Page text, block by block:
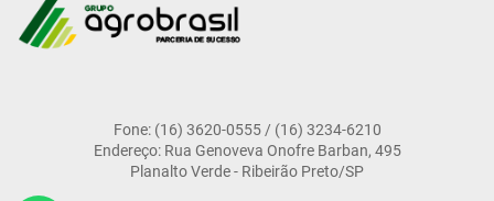
Fone: (16) 3620-0555 / (16) 3234-6210
Endereço: Rua Genoveva Onofre Barban, 495
Planalto Verde - Ribeirão Preto/SP